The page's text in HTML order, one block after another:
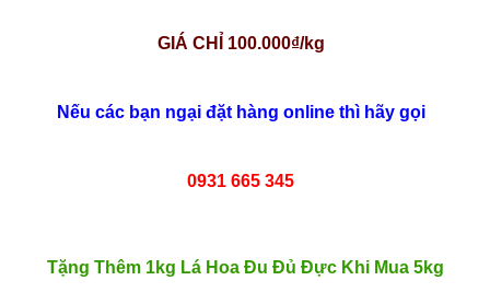
GIÁ CHỈ 100.000₫/kg
Nếu các bạn ngại đặt hàng online thì hãy gọi
0931 665 345
Tặng Thêm 1kg Lá Hoa Đu Đủ Đực Khi Mua 5kg